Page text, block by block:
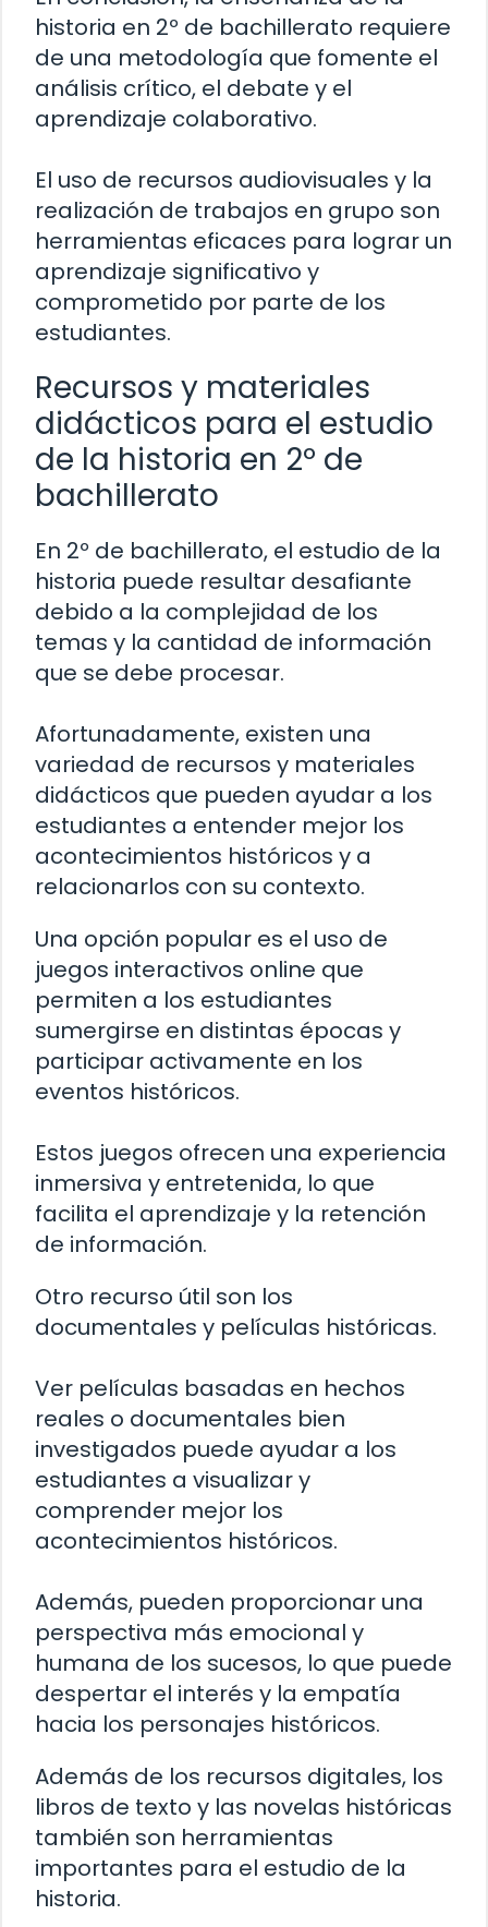
historia en 2º de bachillerato requiere
de una metodología que fomente el
análisis crítico, el debate y el
aprendizaje colaborativo.
El uso de recursos audiovisuales y la
realización de trabajos en grupo son
herramientas eficaces para lograr un
aprendizaje significativo y
comprometido por parte de los
estudiantes.
Recursos y materiales
didácticos para el estudio
de la historia en 2º de
bachillerato
En 2º de bachillerato, el estudio de la
historia puede resultar desafiante
debido a la complejidad de los
temas y la cantidad de información
que se debe procesar.
Afortunadamente, existen una
variedad de recursos y materiales
didácticos que pueden ayudar a los
estudiantes a entender mejor los
acontecimientos históricos y a
relacionarlos con su contexto.
Una opción popular es el uso de
juegos interactivos online que
permiten a los estudiantes
sumergirse en distintas épocas y
participar activamente en los
eventos históricos.
Estos juegos ofrecen una experiencia
inmersiva y entretenida, lo que
facilita el aprendizaje y la retención
de información.
Otro recurso útil son los
documentales y películas históricas.
Ver películas basadas en hechos
reales o documentales bien
investigados puede ayudar a los
estudiantes a visualizar y
comprender mejor los
acontecimientos históricos.
Además, pueden proporcionar una
perspectiva más emocional y
humana de los sucesos, lo que puede
despertar el interés y la empatía
hacia los personajes históricos.
Además de los recursos digitales, los
libros de texto y las novelas históricas
también son herramientas
importantes para el estudio de la
historia.